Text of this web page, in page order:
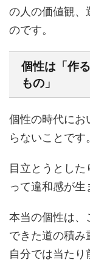
の人の価値観、
のです。
個性は「作
もの」
個性の時代にお
らないことです。
目立とうとした
って違和感が生
本当の個性は、
できた道の積み
自分では当た